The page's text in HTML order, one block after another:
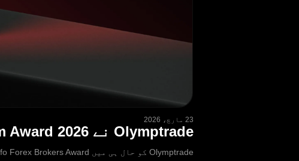
23 مارچ، 2026
Olymptrade نے Best Multi-Asset Trading Platform Award 2026 جیت لیا
Olymptrade کو حال ہی میں FXDailyInfo Forex Brokers Award کی جانب سے Best Multi-Asset Trading Platform 2026 کے اعزاز سے نوازا گیا ہے۔